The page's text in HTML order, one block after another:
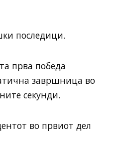
последици.
прва победа
завршница во
секунди.
во првиот дел